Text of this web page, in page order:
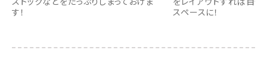
す！
スペースに！